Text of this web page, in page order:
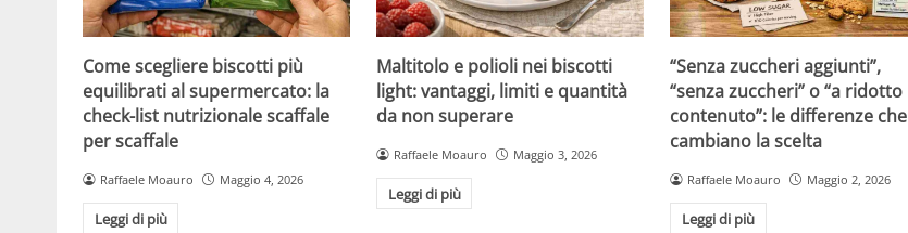
Come scegliere biscotti più
equilibrati al supermercato: la
check-list nutrizionale scaffale
per scaffale
Raffaele Moauro Maggio 4, 2026
Leggi di più
Maltitolo e polioli nei biscotti
light: vantaggi, limiti e quantità
da non superare
Raffaele Moauro Maggio 3, 2026
Leggi di più
“Senza zuccheri aggiunti”,
“senza zuccheri” o “a ridotto
contenuto”: le differenze che
cambiano la scelta
Raffaele Moauro Maggio 2, 2026
Leggi di più